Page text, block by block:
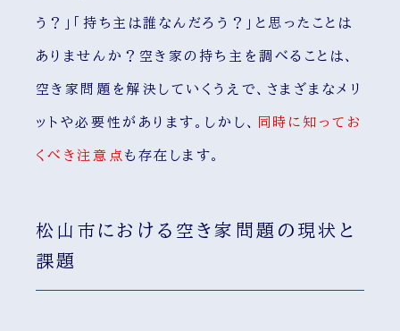
う？」「持ち主は誰なんだろう？」と思ったことは
ありませんか？空き家の持ち主を調べることは、
空き家問題を解決していくうえで、さまざまなメリ
ットや必要性があります。しかし、 同時に知ってお
くべき注意点 も存在します。
松山市における空き家問題の現状と
課題